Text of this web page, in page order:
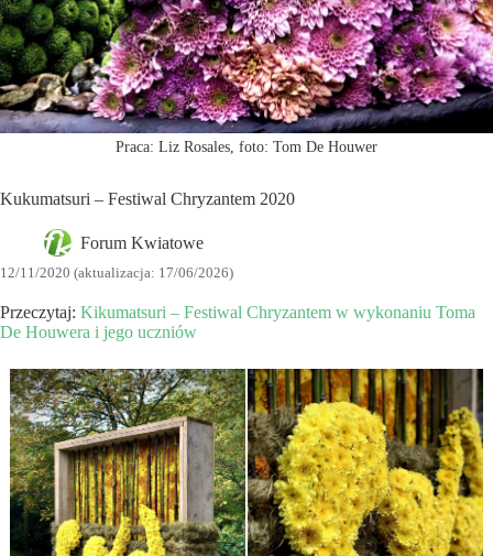
Praca: Liz Rosales, foto: Tom De Houwer
Kukumatsuri – Festiwal Chryzantem 2020
Forum Kwiatowe
12/11/2020 (aktualizacja: 17/06/2026)
Przeczytaj: Kikumatsuri – Festiwal Chryzantem w wykonaniu Toma
De Houwera i jego uczniów